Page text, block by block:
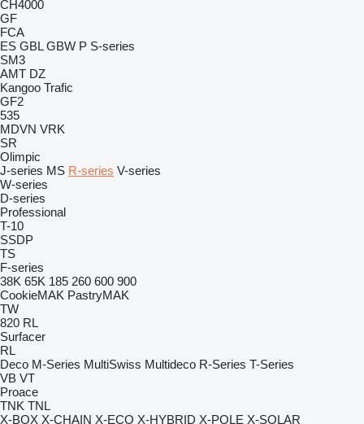
CH4000
GF
FCA
ES GBL GBW P S-series
SM3
AMT DZ
Kangoo Trafic
GF2
535
MDVN VRK
SR
Olimpic
J-series MS R-series V-series
W-series
D-series
Professional
T-10
SSDP
TS
F-series
38K 65K 185 260 600 900
CookieMAK PastryMAK
TW
820 RL
Surfacer
RL
Deco M-Series MultiSwiss Multideco R-Series T-Series
VB VT
Proace
TNK TNL
X-BOX X-CHAIN X-ECO X-HYBRID X-POLE X-SOLAR